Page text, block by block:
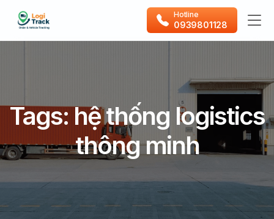
Hotline
0939801128
Tags: hệ thống logistics
thông minh